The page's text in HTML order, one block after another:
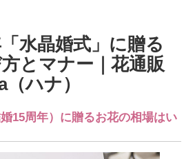
水晶婚式」に贈る
とマナー｜花通販
ハナ）
15周年）に贈るお花の相場はい